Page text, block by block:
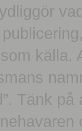
källa.
Tänk